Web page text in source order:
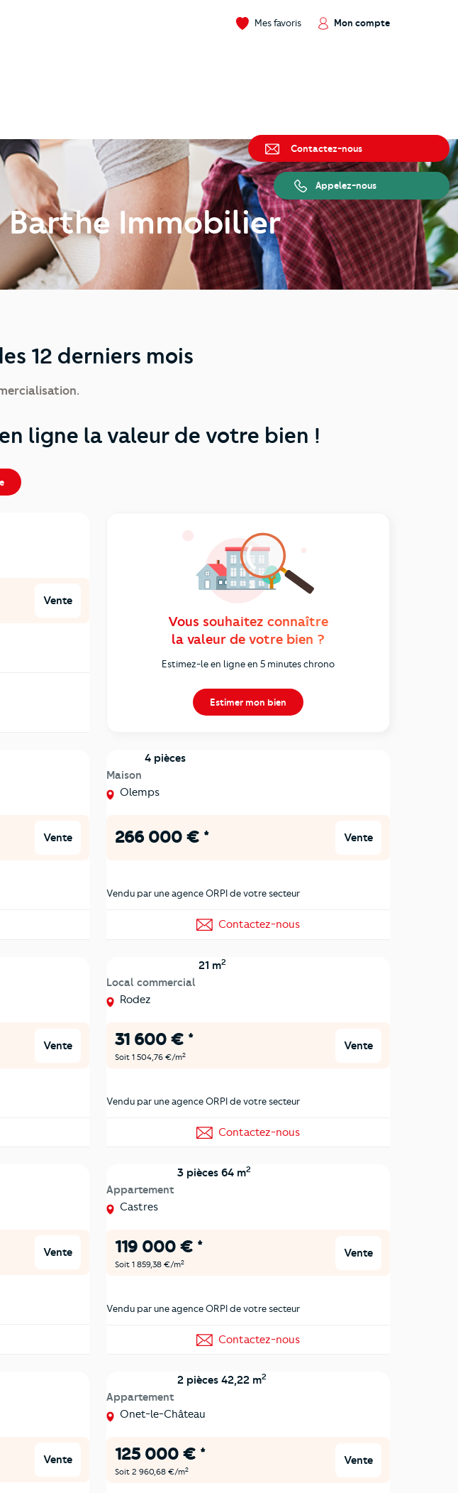
Mes favoris Mon compte
Barthe Immobilier
12 derniers mois
ligne la valeur de votre bien !
Vente
Vous souhaitez connaître
la valeur de votre bien ?
Estimez-le en ligne en 5 minutes chrono
Estimer mon bien
Vente
Maison
4 pièces
Olemps
266 000 € * Vente
Vendu par une agence ORPI de votre secteur
Contactez-nous
Vente
Local commercial
21 m2
Rodez
31 600 € *
Soit 1 504,76 €/m2
Vente
Vendu par une agence ORPI de votre secteur
Contactez-nous
Vente
Appartement
3 pièces 64 m2
Castres
119 000 € *
Soit 1 859,38 €/m2
Vente
Vendu par une agence ORPI de votre secteur
Contactez-nous
Vente
Appartement
2 pièces 42,22 m2
Onet-le-Château
125 000 € *
Soit 2 960,68 €/m2
Vente
Contactez-nous
Appelez-nous